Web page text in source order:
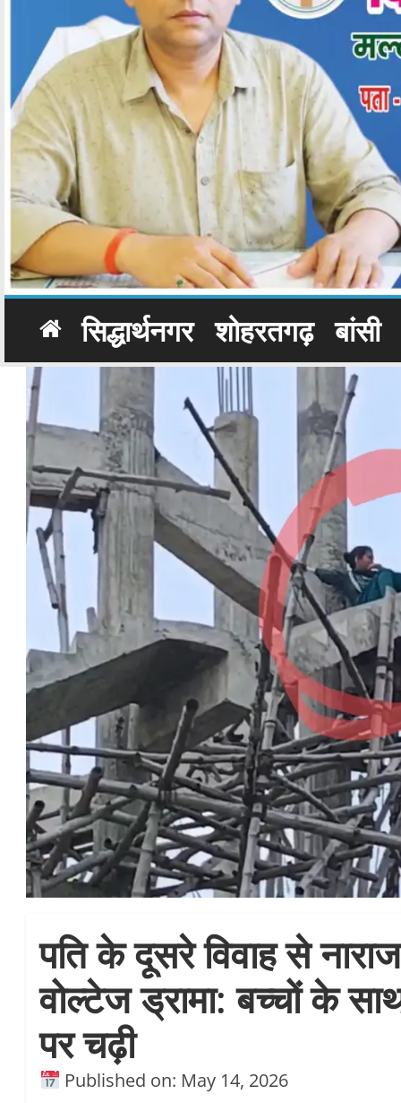
सिद्धार्थनगर शोहरतगढ़ बांसी
पति के दूसरे विवाह से
वोल्टेज ड्रामा: बच्चों के
पर चढ़ी
Published on: May 14, 2026